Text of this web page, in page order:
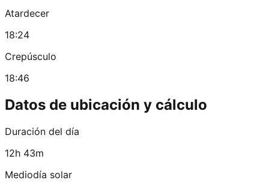
Atardecer
18:24
Crepúsculo
18:46
Datos de ubicación y cálculo
Duración del día
12h 43m
Mediodía solar